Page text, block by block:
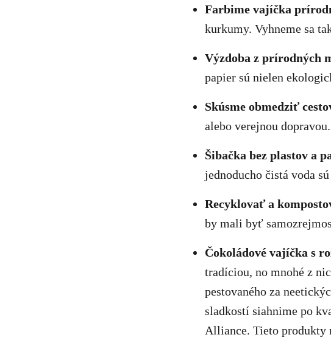
Farbime vajíčka
kurkumy. Vyhneme sa
Výzdoba z prírodných
papier sú nielen
Skúsme obmedziť
alebo verejnou
Šibačka bez plastov a
jednoducho čistá voda
Recyklovať a
by mali byť
Čokoládové vajíčka s
tradíciou, no mnohé z
pestovaného za
sladkostí siahnime po
Alliance. Tieto produkty